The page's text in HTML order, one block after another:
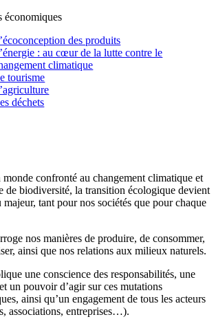
économiques
des produits
: au cœur de la lutte contre le
climatique
tourisme
déchets
monde confronté au changement climatique et
de biodiversité, la transition écologique devient
majeur, tant pour nos sociétés que pour chaque
nos manières de produire, de consommer,
ainsi que nos relations aux milieux naturels.
une conscience des responsabilités, une
un pouvoir d’agir sur ces mutations
ainsi qu’un engagement de tous les acteurs
associations, entreprises…).